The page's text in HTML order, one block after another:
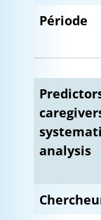
Période
analysis